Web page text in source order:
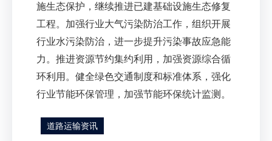
施生态保护，继续推进已建基础设施生态修复
工程。加强行业大气污染防治工作，组织开展
行业水污染防治，进一步提升污染事故应急能
力。推进资源节约集约利用，加强资源综合循
环利用。健全绿色交通制度和标准体系，强化
行业节能环保管理，加强节能环保统计监测。
道路运输资讯